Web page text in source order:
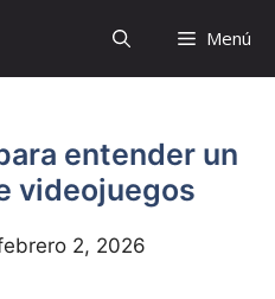
Menú
entender un
videojuegos
2, 2026